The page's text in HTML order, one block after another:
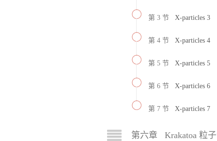
第 3 节 X-particles 3
第 4 节 X-particles 4
第 5 节 X-particles 5
第 6 节 X-particles 6
第 7 节 X-particles 7
第六章 Krakatoa 粒